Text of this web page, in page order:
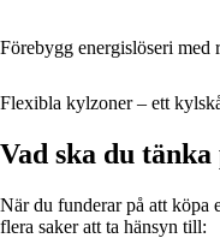
Förebygg energislöseri
Flexibla kylzoner – ett
Vad ska du
När du funderar på att köpa
flera saker att ta hänsyn till: